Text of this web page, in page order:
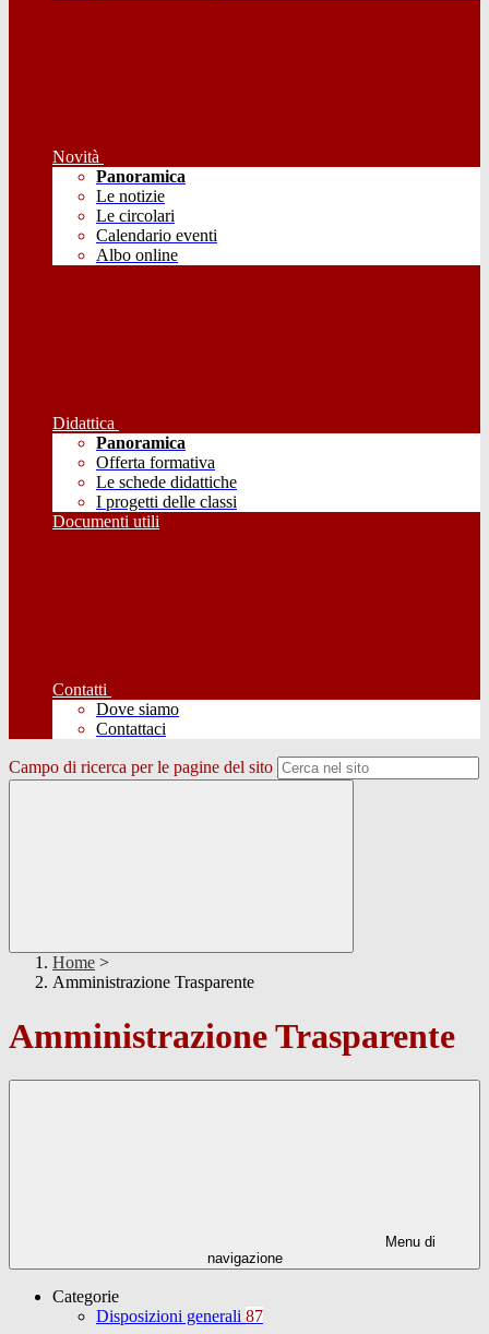
Novità
Panoramica
Le notizie
Le circolari
Calendario eventi
Albo online
Didattica
Panoramica
Offerta formativa
Le schede didattiche
I progetti delle classi
Documenti utili
Contatti
Dove siamo
Contattaci
Campo di ricerca per le pagine del sito
Home >
Amministrazione Trasparente
Amministrazione Trasparente
Menu di
navigazione
Categorie
Disposizioni generali 87